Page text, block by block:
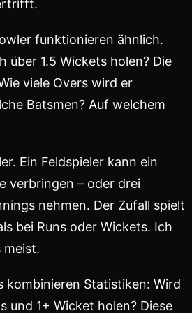
funktionieren ähnlich.
über 1.5 Wickets holen? Die
viele Overs wird er
Batsmen? Auf welchem
Ein Feldspieler kann ein
verbringen – oder drei
nehmen. Der Zufall spielt
bei Runs oder Wickets. Ich
meist.
kombinieren Statistiken: Wird
und 1+ Wicket holen? Diese